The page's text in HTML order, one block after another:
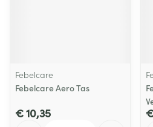
Febelcare
Febelcare Aero Tas
€ 10,35